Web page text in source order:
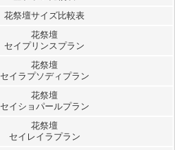
花祭壇サイズ比較表
花祭壇
セイプリンスプラン
花祭壇
セイラプソディプラン
花祭壇
セイショパールプラン
花祭壇
セイレイラプラン